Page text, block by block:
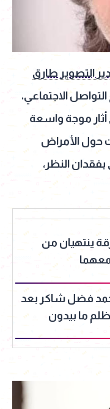
التصوير طارق
الاجتماعي،
أثار موجة واسعة
حول الأمراض
النظر،
ينتهيان من
فضل شاكر بعد
ما بيدون